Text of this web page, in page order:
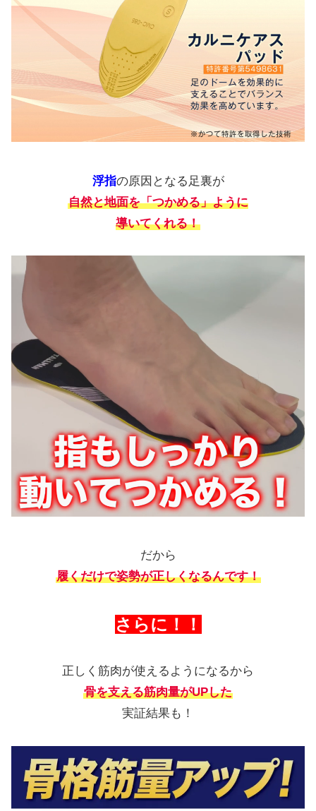
浮指の原因となる足裏が
自然と地面を「つかめる」ように
導いてくれる！
だから
履くだけで姿勢が正しくなるんです！
さらに！！
正しく筋肉が使えるようになるから
骨を支える筋肉量がUPした
実証結果も！